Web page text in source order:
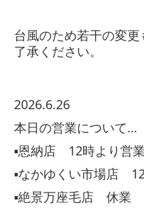
台風のため若干の変
了承ください。
2026.6.26
本日の営業について…
▪️恩納店 12時より営業
▪️なかゆくい市場店
▪️絶景万座毛店 休業